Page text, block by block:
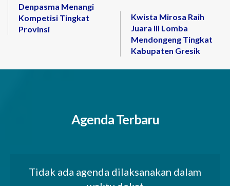
Denpasma Menangi
Kompetisi Tingkat
Provinsi
Kwista Mirosa Raih
Juara III Lomba
Mendongeng Tingkat
Kabupaten Gresik
Agenda Terbaru
Tidak ada agenda dilaksanakan dalam